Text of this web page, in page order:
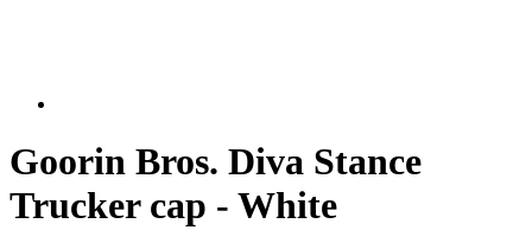
Goorin Bros. Diva Stance
Trucker cap - White